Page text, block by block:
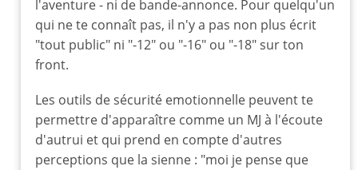
l'aventure - ni de bande-annonce. Pour quelqu'un
qui ne te connaît pas, il n'y a pas non plus écrit
"tout public" ni "-12" ou "-16" ou "-18" sur ton
front.
Les outils de sécurité emotionnelle peuvent te
permettre d'apparaître comme un MJ à l'écoute
d'autrui et qui prend en compte d'autres
perceptions que la sienne : "moi je pense que